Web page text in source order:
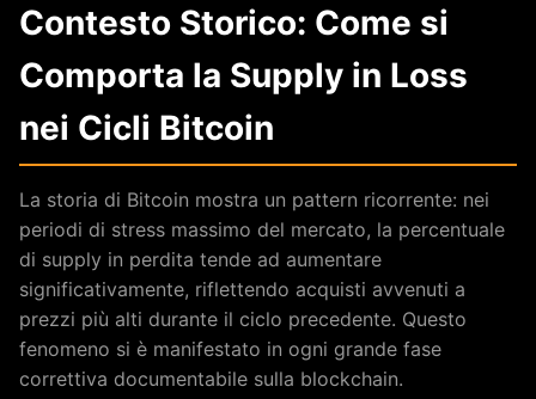
Contesto Storico: Come si
Comporta la Supply in Loss
nei Cicli Bitcoin
La storia di Bitcoin mostra un pattern ricorrente: nei
periodi di stress massimo del mercato, la percentuale
di supply in perdita tende ad aumentare
significativamente, riflettendo acquisti avvenuti a
prezzi più alti durante il ciclo precedente. Questo
fenomeno si è manifestato in ogni grande fase
correttiva documentabile sulla blockchain.